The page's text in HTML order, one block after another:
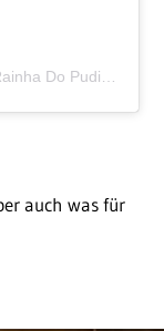
auch was für